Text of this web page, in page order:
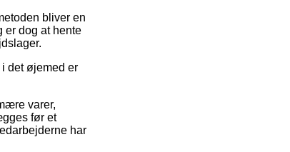
bliver en
er dog at hente
det øjemed er
varer,
før et
har